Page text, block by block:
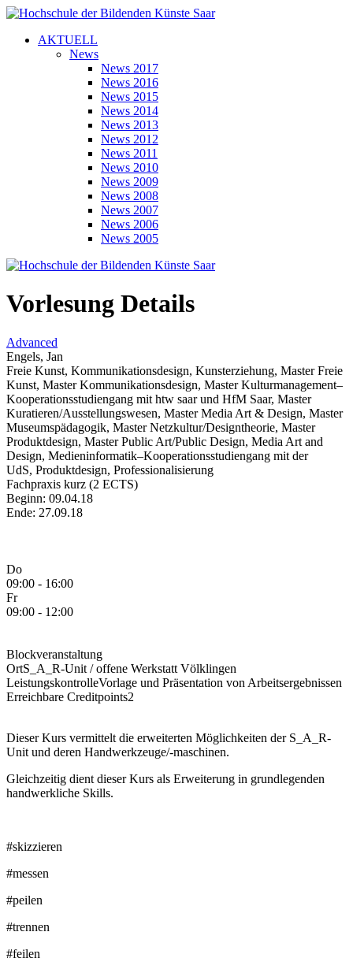
AKTUELL
News
News 2017
News 2016
News 2015
News 2014
News 2013
News 2012
News 2011
News 2010
News 2009
News 2008
News 2007
News 2006
News 2005
Vorlesung Details
Advanced
Engels, Jan
Freie Kunst, Kommunikationsdesign, Kunsterziehung, Master Freie
Kunst, Master Kommunikationsdesign, Master Kulturmanagement–
Kooperationsstudiengang mit htw saar und HfM Saar, Master
Kuratieren/Ausstellungswesen, Master Media Art & Design, Master
Museumspädagogik, Master Netzkultur/Designtheorie, Master
Produktdesign, Master Public Art/Public Design, Media Art and
Design, Medieninformatik–Kooperationsstudiengang mit der
UdS, Produktdesign, Professionalisierung
Fachpraxis kurz (2 ECTS)
Beginn: 09.04.18
Ende: 27.09.18
Do
09:00 - 16:00
Fr
09:00 - 12:00
Blockveranstaltung
OrtS_A_R-Unit / offene Werkstatt Völklingen
LeistungskontrolleVorlage und Präsentation von Arbeitsergebnissen
Erreichbare Creditpoints2
Dieser Kurs vermittelt die erweiterten Möglichkeiten der S_A_R-
Unit und deren Handwerkzeuge/-maschinen.
Gleichzeitig dient dieser Kurs als Erweiterung in grundlegenden
handwerkliche Skills.
#skizzieren
#messen
#peilen
#trennen
#feilen